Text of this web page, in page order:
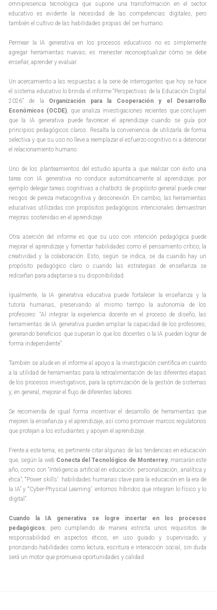
omnipresencia tecnológica que supone una transformación en el sector
educativo es evidente la necesidad de las competencias digitales, pero
también el cultivo de las habilidades propias del ser humano.
Permear la IA generativa en los procesos educativos no es simplemente
agregar herramientas nuevas; es menester reconceptualizar cómo se debe
enseñar, aprender y evaluar.
Un acercamiento a las respuestas a la serie de interrogantes que hoy se hace
el sistema educativo lo brinda el informe “Perspectivas de la Educación Digital
2026” de la Organización para la Cooperación y el Desarrollo
Económicos (OCDE), que analiza investigaciones recientes que concluyen
que la IA generativa puede favorecer el aprendizaje cuando se guía por
principios pedagógicos claros. Resalta la conveniencia de utilizarla de forma
selectiva y que su uso no lleve a reemplazar el esfuerzo cognitivo ni a deteriorar
el relacionamiento humano.
Uno de los planteamientos del estudio apunta a que realizar con éxito una
tarea con IA generativa no conduce automáticamente al aprendizaje; por
ejemplo delegar tareas cognitivas a chatbots de propósito general puede crear
riesgos de pereza metacognitiva y desconexión. En cambio, las herramientas
educativas utilizadas con propósitos pedagógicos intencionales demuestran
mejoras sostenidas en el aprendizaje.
Otra aserción del informe es que su uso con intención pedagógica puede
mejorar el aprendizaje y fomentar habilidades como el pensamiento crítico, la
creatividad y la colaboración. Esto, según se indica, se da cuando hay un
propósito pedagógico claro o cuando las estrategias de enseñanza se
rediseñan para adaptarse a su disponibilidad.
Igualmente, la IA generativa educativa puede fortalecer la enseñanza y la
tutoría humanas, preservando al mismo tiempo la autonomía de los
profesores: “Al integrar la experiencia docente en el proceso de diseño, las
herramientas de IA generativa pueden ampliar la capacidad de los profesores,
generando beneficios que superan lo que los docentes o la IA pueden lograr de
forma independiente”.
También se alude en el informe al apoyo a la investigación científica en cuanto
a la utilidad de herramientas para la retroalimentación de las diferentes etapas
de los procesos investigativos, para la optimización de la gestión de sistemas
y, en general, mejorar el flujo de diferentes labores.
Se recomienda de igual forma incentivar el desarrollo de herramientas que
mejoren la enseñanza y el aprendizaje, así como promover marcos regulatorios
que protejan a los estudiantes y apoyen el aprendizaje.
Frente a este tema, es pertinente citar algunas de las tendencias en educación
que, según la web Conecta del Tecnológico de Monterrey, marcarán este
año, como son “Inteligencia artificial en educación: personalización, analítica y
ética”; “‘Power skills’: habilidades humanas clave para la educación en la era de
la IA” y “‘Cyber-Physical Learning’: entornos híbridos que integran lo físico y lo
digital”.
Cuando la IA generativa se logre insertar en los procesos
pedagógicos, pero cumpliendo de manera estricta unos requisitos de
responsabilidad en aspectos éticos, en uso guiado y supervisado, y
priorizando habilidades como lectura, escritura e interacción social, sin duda
será un motor que promueva oportunidades y calidad.